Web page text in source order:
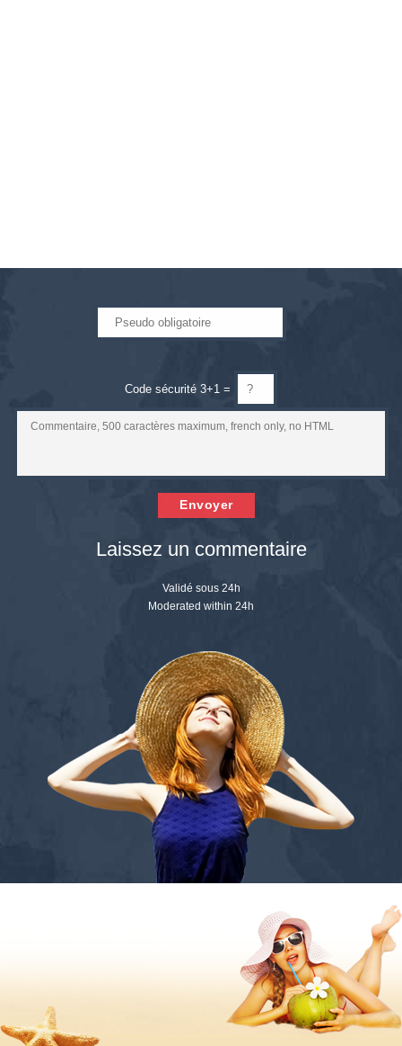
Code sécurité 3+1 =
Envoyer
Laissez un commentaire
Validé sous 24h
Moderated within 24h